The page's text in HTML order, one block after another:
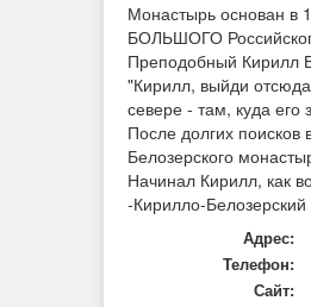
Монастырь основан в
БОЛЬШОГО
Преподобный Кирилл
"Кирилл, выйди
севере - там, куда
После долгих
Белозерского
Начинал Кирилл, как
-Кирилло-Белозерский
Адрес:
Телефон:
Сайт: